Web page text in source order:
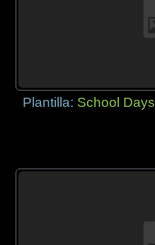
Plantilla: School Days